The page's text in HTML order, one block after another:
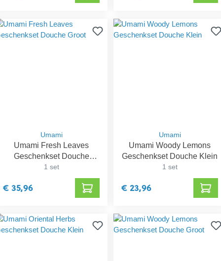
Umami
Umami Fresh Leaves
Geschenkset Douche
Groot
1 set
€ 35,96
Umami
Umami Woody Lemons
Geschenkset Douche Klein
1 set
€ 23,96